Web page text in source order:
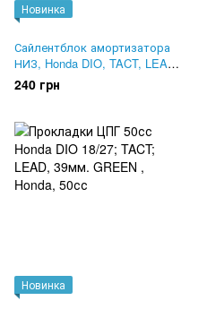
Новинка
Сайлентблок амортизатора
НИЗ, Honda DIO, TACT, LEAD.
Оригинал 11203-GC7-300
240 грн
Новинка